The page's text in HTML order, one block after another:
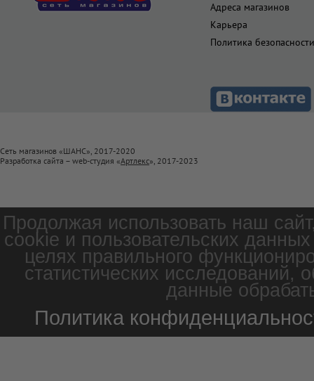
Адреса магазинов
Карьера
Политика безопасности
Сеть магазинов «ШАНС», 2017-2020
Разработка сайта – web-студия «Артлекс», 2017-2023
Продолжая использовать наш
cookie и пользовательских
целях правильного
статистических
данные
Политика